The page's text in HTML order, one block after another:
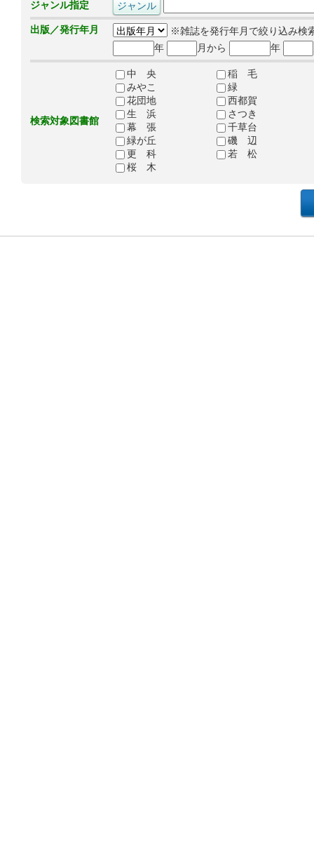
ジャンル指定
出版／発行年月
※雑誌を発行年月で絞り込み検
年
月から 年
検索対象図書館
中 央
稲 毛
みやこ
緑
花団地
西都賀
生 浜
さつき
幕 張
千草台
緑が丘
磯 辺
更 科
若 松
桜 木